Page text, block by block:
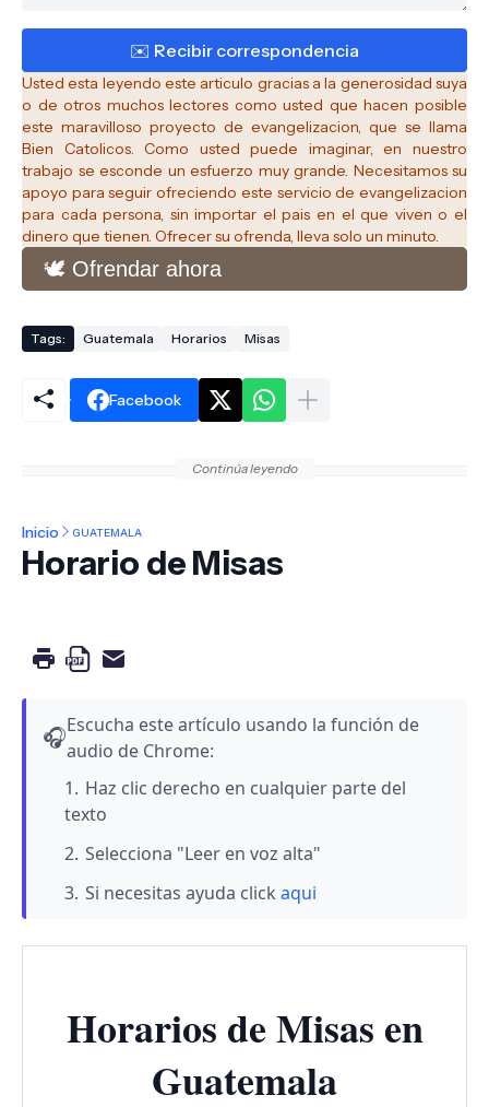
Usted esta leyendo este articulo gracias a la generosidad suya
o de otros muchos lectores como usted que hacen posible
este maravilloso proyecto de evangelizacion, que se llama
Bien Catolicos.Como usted puede imaginar, en nuestro
trabajo se esconde un esfuerzo muy grande. Necesitamos su
apoyo para seguir ofreciendo este servicio de evangelizacion
para cada persona, sin importar el pais en el que viven o el
dinero que tienen. Ofrecer su ofrenda, lleva solo un minuto.
🕊️ Ofrendar ahora
Tags: Guatemala Horarios Misas
Facebook
Continúa leyendo
Inicio GUATEMALA
Horario de Misas
🎧Escucha este artículo usando la función de
audio de Chrome:
Haz clic derecho en cualquier parte del
texto
Selecciona "Leer en voz alta"
Si necesitas ayuda click aqui
Horarios de Misas en
Guatemala